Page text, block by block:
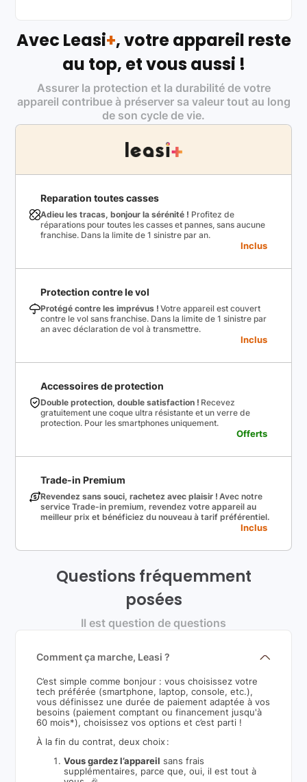
Avec Leasi+, votre appareil reste
au top, et vous aussi !
Assurer la protection et la durabilité de votre
appareil contribue à préserver sa valeur tout au long
de son cycle de vie.
Reparation toutes casses
Adieu les tracas, bonjour la sérénité ! Profitez de
réparations pour toutes les casses et pannes, sans aucune
franchise. Dans la limite de 1 sinistre par an.
Inclus
Protection contre le vol
Protégé contre les imprévus ! Votre appareil est couvert
contre le vol sans franchise. Dans la limite de 1 sinistre par
an avec déclaration de vol à transmettre.
Inclus
Accessoires de protection
Double protection, double satisfaction ! Recevez
gratuitement une coque ultra résistante et un verre de
protection. Pour les smartphones uniquement.
Offerts
Trade-in Premium
Revendez sans souci, rachetez avec plaisir ! Avec notre
service Trade-in premium, revendez votre appareil au
meilleur prix et bénéficiez du nouveau à tarif préférentiel.
Inclus
Questions fréquemment
posées
Il est question de questions
Comment ça marche, Leasi ?
C’est simple comme bonjour : vous choisissez votre
tech préférée (smartphone, laptop, console, etc.),
vous définissez une durée de paiement adaptée à vos
besoins (paiement comptant ou financement jusqu'à
60 mois*), choisissez vos options et c’est parti !
À la fin du contrat, deux choix :
Vous gardez l’appareil sans frais
supplémentaires, parce que, oui, il est tout à